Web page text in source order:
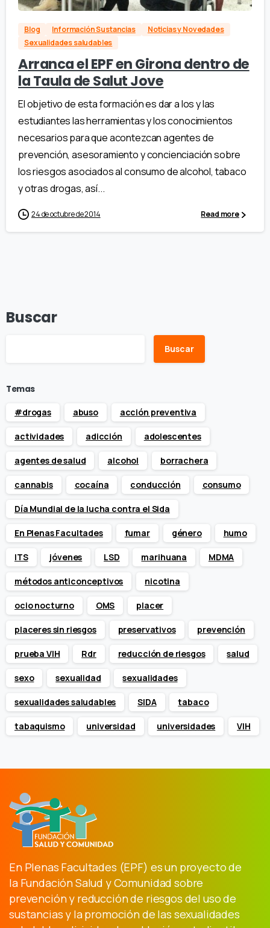
Blog Información Sustancias
Noticias y Novedades
Sexualidades saludables
Arranca el EPF en Girona dentro de
la Taula de Salut Jove
El objetivo de esta formación es dar a los y las
estudiantes las herramientas y los conocimientos
necesarios para que acontezcan agentes de
prevención, asesoramiento y concienciación sobre
los riesgos asociados al consumo de alcohol, tabaco
y otras drogas, así...
24 de octubre de 2014 Read more
Buscar
Buscar
Temas
#drogas
abuso acción preventiva
actividades adicción adolescentes
agentes de salud alcohol borrachera
cannabis cocaína conducción consumo
Día Mundial de la lucha contra el Sida
En Plenas Facultades fumar género humo
ITS jóvenes LSD marihuana MDMA
métodos anticonceptivos nicotina
ocio nocturno OMS placer
placeres sin riesgos preservativos prevención
prueba VIH Rdr reducción de riesgos salud
sexo sexualidad sexualidades
sexualidades saludables SIDA tabaco
tabaquismo universidad universidades VIH
En Plenas Facultades (EPF) es un proyecto de
la Fundación Salud y Comunidad sobre
prevención y reducción de riesgos del uso de
sustancias y la promoción de las sexualidades